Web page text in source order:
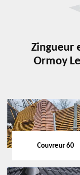
Zingueur
Ormoy
Couvreur 60